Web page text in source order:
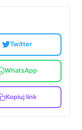
Twitter
WhatsApp
Kopiuj link